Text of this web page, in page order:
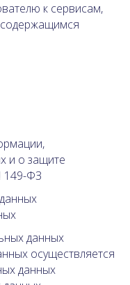
к сервисам,
и о защите
149-ФЗ
данных
осуществляется
данных